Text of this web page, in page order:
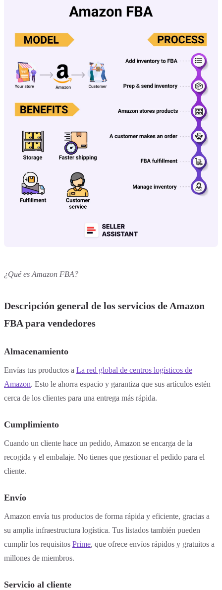
¿Qué es Amazon FBA?
Descripción general de los servicios de Amazon
FBA para vendedores
Almacenamiento
Envías tus productos a La red global de centros logísticos de
Amazon. Esto le ahorra espacio y garantiza que sus artículos estén
cerca de los clientes para una entrega más rápida.
Cumplimiento
Cuando un cliente hace un pedido, Amazon se encarga de la
recogida y el embalaje. No tienes que gestionar el pedido para el
cliente.
Envío
Amazon envía tus productos de forma rápida y eficiente, gracias a
su amplia infraestructura logística. Tus listados también pueden
cumplir los requisitos Prime, que ofrece envíos rápidos y gratuitos a
millones de miembros.
Servicio al cliente